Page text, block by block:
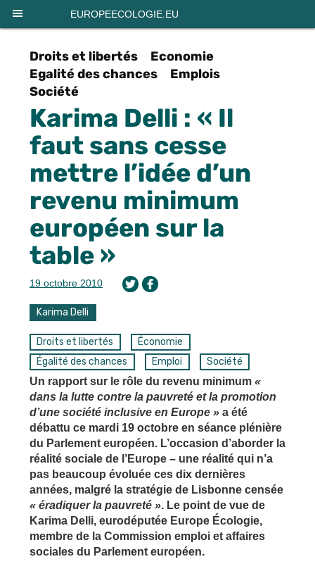
EUROPEECOLOGIE.EU
Droits et libertés
Economie
Egalité des chances
Emplois
Société
Karima Delli : « Il
faut sans cesse
mettre l’idée d’un
revenu minimum
européen sur la
table »
19 octobre 2010
Karima Delli
Droits et libertés
Économie
Égalité des chances
Emploi
Société
Un rapport sur le rôle du revenu minimum «
dans la lutte contre la pauvreté et la promotion
d’une société inclusive en Europe » a été
débattu ce mardi 19 octobre en séance plénière
du Parlement européen. L’occasion d’aborder la
réalité sociale de l’Europe – une réalité qui n’a
pas beaucoup évoluée ces dix dernières
années, malgré la stratégie de Lisbonne censée
« éradiquer la pauvreté ». Le point de vue de
Karima Delli, eurodéputée Europe Écologie,
membre de la Commission emploi et affaires
sociales du Parlement européen.